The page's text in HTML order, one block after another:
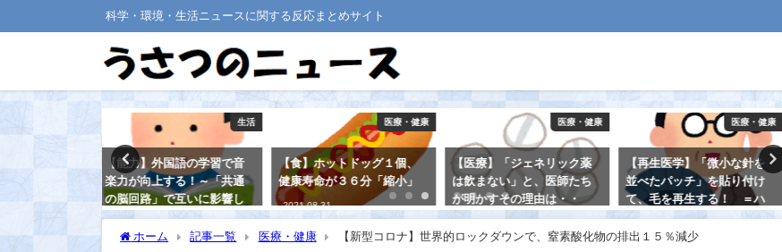
科学・環境・生活ニュースに関する反応まとめサイト
医療・健康
【食】ホットドッグ１個、
健康寿命が３６分「縮小」
2021-08-31
医療・健康
【医療】「ジェネリック薬
は飲まない」と、医師たち
が明かすその理由は・・
医療・健康
【再生医学】「微小な針を
並べたパッチ」を貼り付け
て、毛を再生する！ ＝ハ
2021-08-15
環境
【火山】福徳岡ノ場の噴火
警報を切替！ ＝新島の出
現を確認＝
ホーム 記事一覧 医療・健康 【新型コロナ】世界的ロックダウンで、窒素酸化物の排出１５％減少